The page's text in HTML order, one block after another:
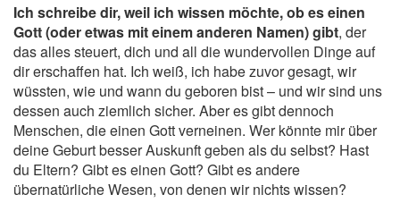
Ich schreibe dir, weil ich wissen möchte, ob es einen
Gott (oder etwas mit einem anderen Namen) gibt, der
das alles steuert, dich und all die wundervollen Dinge auf
dir erschaffen hat. Ich weiß, ich habe zuvor gesagt, wir
wüssten, wie und wann du geboren bist – und wir sind uns
dessen auch ziemlich sicher. Aber es gibt dennoch
Menschen, die einen Gott verneinen. Wer könnte mir über
deine Geburt besser Auskunft geben als du selbst? Hast
du Eltern? Gibt es einen Gott? Gibt es andere
übernatürliche Wesen, von denen wir nichts wissen?